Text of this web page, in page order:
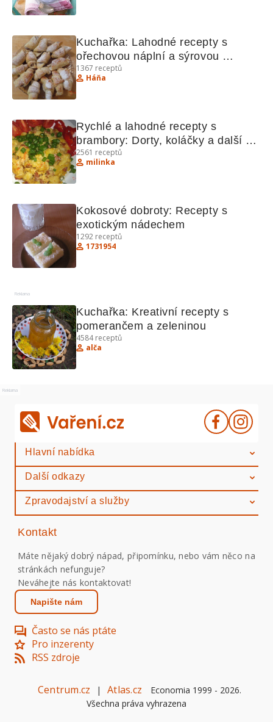
Kuchařka: Lahodné recepty s
ořechovou náplní a sýrovou
omáčkou
1367 receptů
Háňa
Rychlé a lahodné recepty s
brambory: Dorty, koláčky a další
lahůdky
2561 receptů
milinka
Kokosové dobroty: Recepty s
exotickým nádechem
1292 receptů
1731954
Reklama
Kuchařka: Kreativní recepty s
pomerančem a zeleninou
4584receptů
alča
Reklama
Hlavní nabídka
Další odkazy
Zpravodajství a služby
Kontakt
Máte nějaký dobrý nápad, připomínku, nebo vám něco na
stránkách nefunguje?
Neváhejte nás kontaktovat!
Napište nám
Často se nás ptáte
Pro inzerenty
RSS zdroje
Centrum.cz | Atlas.cz Economia 1999 - 2026.
Všechna práva vyhrazena